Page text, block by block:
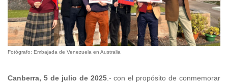
Fotógrafo: Embajada de Venezuela en Australia
Canberra, 5 de julio de 2025.- con el propósito de conmemorar